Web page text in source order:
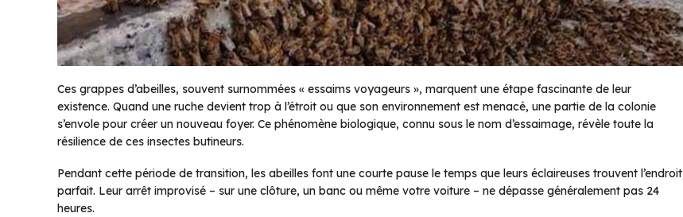
Ces grappes d’abeilles, souvent surnommées « essaims voyageurs », marquent une étape fascinante de leur
existence. Quand une ruche devient trop à l’étroit ou que son environnement est menacé, une partie de la colonie
s’envole pour créer un nouveau foyer. Ce phénomène biologique, connu sous le nom d’essaimage, révèle toute la
résilience de ces insectes butineurs.
Pendant cette période de transition, les abeilles font une courte pause le temps que leurs éclaireuses trouvent l’endroit
parfait. Leur arrêt improvisé – sur une clôture, un banc ou même votre voiture – ne dépasse généralement pas 24
heures.